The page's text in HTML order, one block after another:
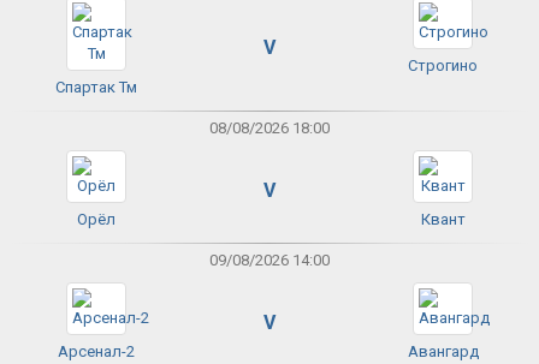
Спартак Тм
V
Строгино
08/08/2026 18:00
Орёл
V
Квант
09/08/2026 14:00
Арсенал-2
V
Авангард